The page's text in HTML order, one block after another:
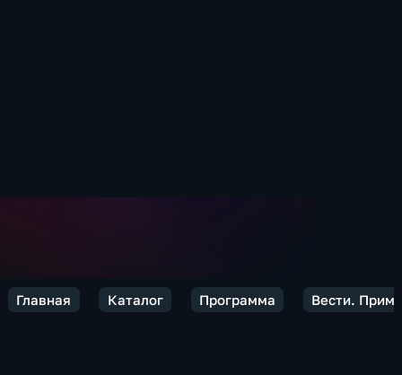
Главная Каталог Программа Вести.